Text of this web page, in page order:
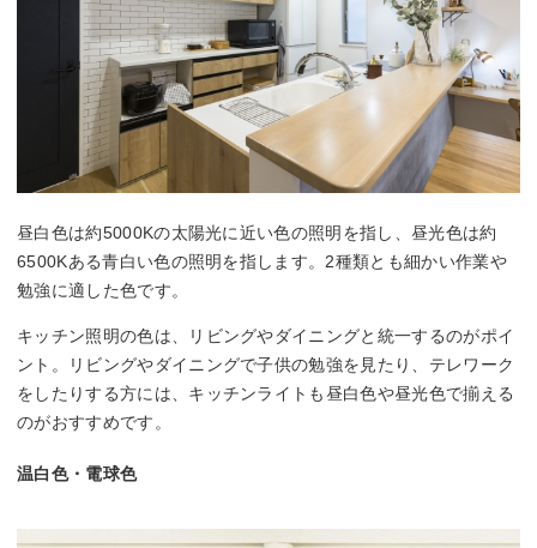
昼白色は約5000Kの太陽光に近い色の照明を指し、昼光色は約
6500Kある青白い色の照明を指します。2種類とも細かい作業や
勉強に適した色です。
キッチン照明の色は、リビングやダイニングと統一するのがポイ
ント。リビングやダイニングで子供の勉強を見たり、テレワーク
をしたりする方には、キッチンライトも昼白色や昼光色で揃える
のがおすすめです。
温白色・電球色